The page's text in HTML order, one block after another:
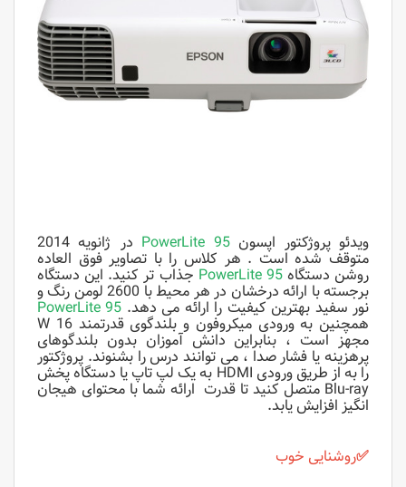
ویدئو پروژکتور اپسونPowerLite 95 در ژانویه 2014
متوقف شده است . هر کلاس را با تصاویر فوق العاده
روشن دستگاهPowerLite 95 جذاب تر کنید. این دستگاه
برجسته با ارائه درخشان در هر محیط با 2600 لومن رنگ و
نور سفید بهترین کیفیت را ارائه می دهد. PowerLite 95
همچنین به ورودی میکروفون و بلندگوی قدرتمند 16 W
مجهز است ، بنابراین دانش آموزان بدون بلندگوهای
پرهزینه یا فشار صدا ، می توانند درس را بشنوند. پروژکتور
را به از طریق ورودی HDMI به یک لپ تاپ یا دستگاه پخش
Blu-ray متصل کنید تا قدرت ارائه شما با محتوای هیجان
انگیز افزایش یابد.
✅روشنایی خوب